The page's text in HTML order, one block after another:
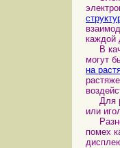
каждой
В
могут
на
Для
или
помех